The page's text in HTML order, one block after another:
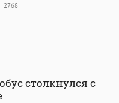
2768
столкнулся с